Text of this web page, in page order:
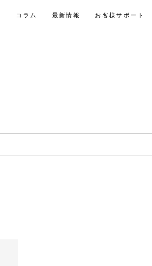
コラム 最新情報 お客様サポート